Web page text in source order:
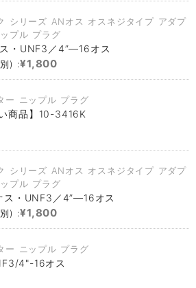
シリーズ ANオス オスネジタイプ アダプ
プル プラグ
・UNF3／4”―16オス
) :¥1,800
ー ニップル プラグ
い商品】10-3416K
シリーズ ANオス オスネジタイプ アダプ
プル プラグ
ス・UNF3／4”―16オス
) :¥1,800
ー ニップル プラグ
4"-16オス